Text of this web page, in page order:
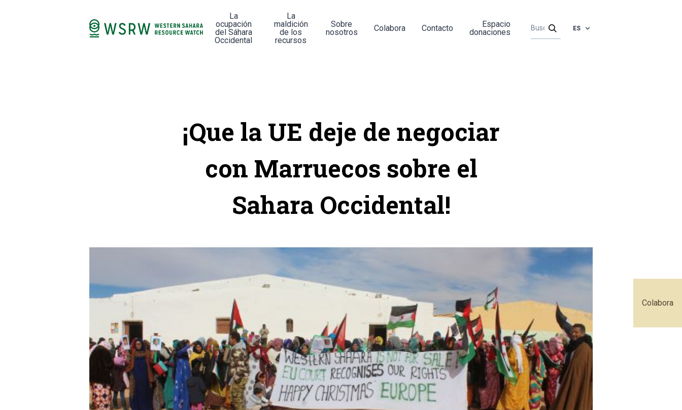
Colabora
La
ocupación
del Sáhara
Occidental
La
maldición
de los
recursos
Sobre
nosotros
Colabora Contacto
Espacio
donaciones
ES
¡Que la UE deje de negociar
con Marruecos sobre el
Sahara Occidental!